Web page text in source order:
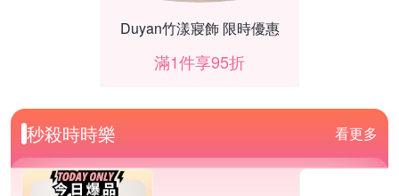
Duyan竹漾寢飾 限時優惠
滿1件享95折
秒殺時時樂 看更多